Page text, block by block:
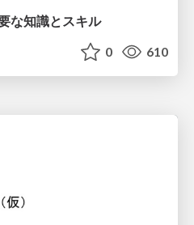
な知識とスキル
0 610